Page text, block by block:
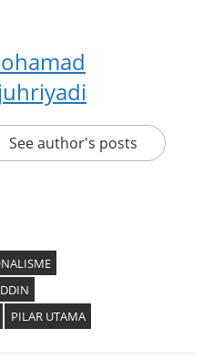
See author's posts
PILAR UTAMA